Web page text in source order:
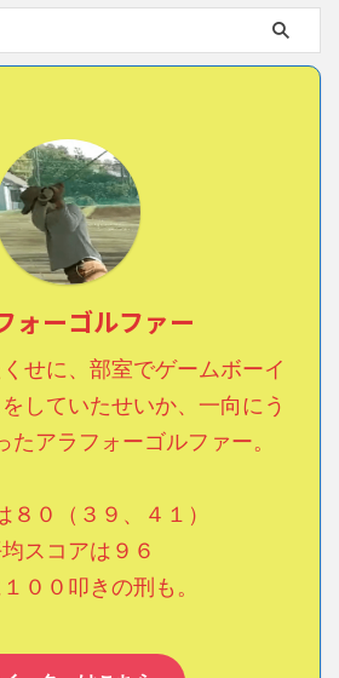
ォーゴルファー
せに、部室でゲームボーイ
していたせいか、一向にう
たアラフォーゴルファー。
８０（３９、４１）
スコアは９６
００叩きの刑も。